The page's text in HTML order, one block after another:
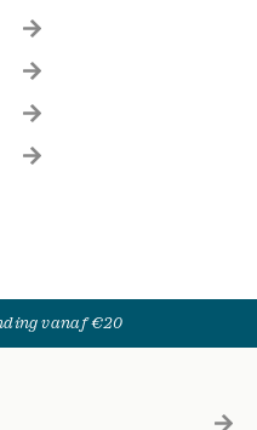
vanaf €20